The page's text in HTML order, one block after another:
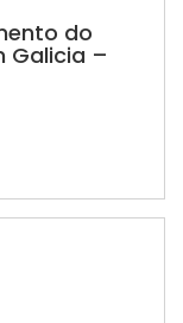
do
Galicia –